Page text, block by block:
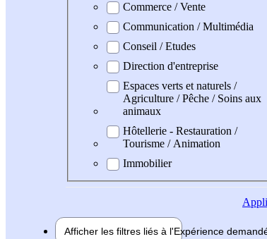
Commerce / Vente
Communication / Multimédia
Conseil / Etudes
Direction d'entreprise
Espaces verts et naturels /
Agriculture / Pêche / Soins aux
animaux
Hôtellerie - Restauration /
Tourisme / Animation
Immobilier
Afficher les filtres liés à l'Expérience